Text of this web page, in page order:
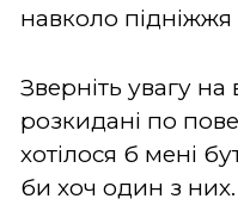
навколо підніжжя
Зверніть увагу на
розкидані по
хотілося б мені
би хоч один з